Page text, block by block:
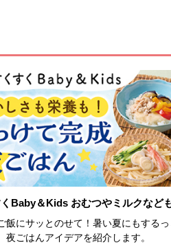
Baby＆Kids おむつやミルクなど
飯にサッとのせて！暑い夏にもする
夜ごはんアイデアを紹介します。